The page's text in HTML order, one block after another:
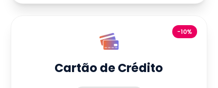
-10%
Cartão de Crédito